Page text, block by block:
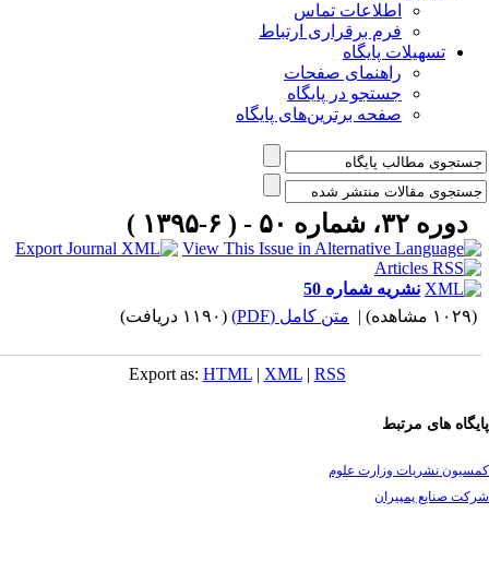
اطلاعات تماس
فرم برقراری ارتباط
تسهیلات پایگاه
راهنمای صفحات
جستجو در پایگاه
صفحه برترین‌های پایگاه
دوره ۳۲، شماره ۵۰ - ( ۶-۱۳۹۵ )
نشریه شماره 50
| متن کامل (PDF) (۱۱۹۰ دریافت)
Export as:HTML |XML|RSS
های مرتبط
نشریات وزارت علوم
صنایع پمپیران